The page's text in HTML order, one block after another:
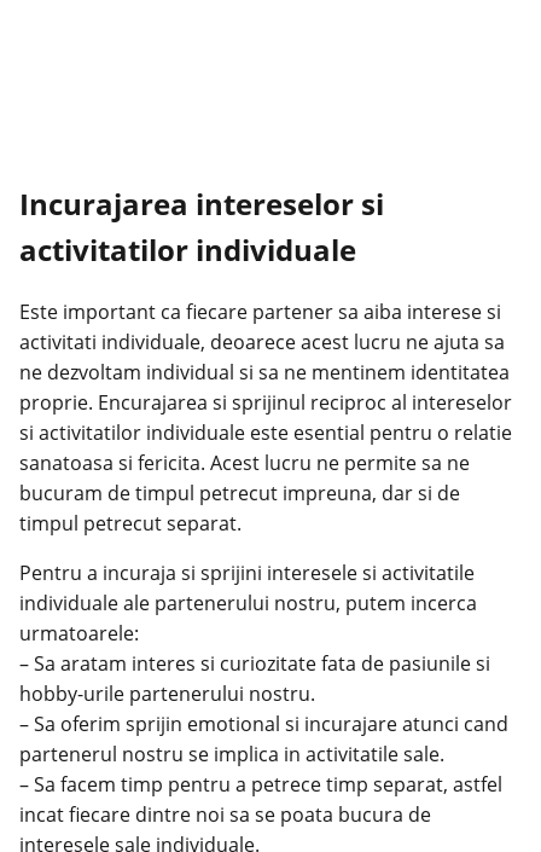
Incurajarea intereselor si
activitatilor individuale
Este important ca fiecare partener sa aiba interese si
activitati individuale, deoarece acest lucru ne ajuta sa
ne dezvoltam individual si sa ne mentinem identitatea
proprie. Encurajarea si sprijinul reciproc al intereselor
si activitatilor individuale este esential pentru o relatie
sanatoasa si fericita. Acest lucru ne permite sa ne
bucuram de timpul petrecut impreuna, dar si de
timpul petrecut separat.
Pentru a incuraja si sprijini interesele si activitatile
individuale ale partenerului nostru, putem incerca
urmatoarele:
– Sa aratam interes si curiozitate fata de pasiunile si
hobby-urile partenerului nostru.
– Sa oferim sprijin emotional si incurajare atunci cand
partenerul nostru se implica in activitatile sale.
– Sa facem timp pentru a petrece timp separat, astfel
incat fiecare dintre noi sa se poata bucura de
interesele sale individuale.